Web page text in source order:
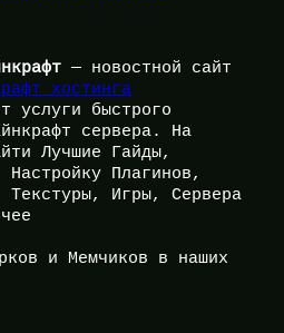
— новостной сайт
хостинга
услуги быстрого
сервера. На
Лучшие Гайды,
Настройку Плагинов,
Игры, Сервера
и Мемчиков в наших